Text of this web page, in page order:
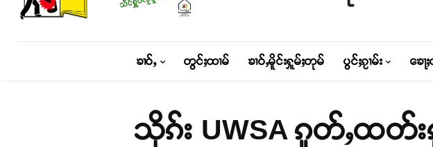
ၶၢဝ်ႇ တွင်ႈထၢမ် ၶၢဝ်ႇမိူင်းႁူမ်ႈတုမ် ပွင်ႈၵႂၢမ်း ၶေ
သိုၵ်း UWSA ၵူတ်ႇထတ်